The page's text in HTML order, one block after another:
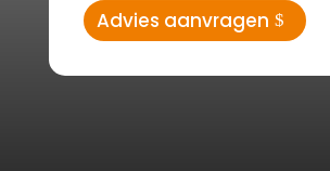
Advies aanvragen